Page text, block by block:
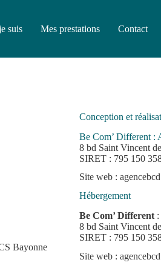
suis Mes prestations Contact
Bayonne
Conception et
Be Com’ Different :
8 bd Saint Vincent
SIRET : 795 150
Site web :
Hébergement
Be Com’ Different :
8 bd Saint Vincent
SIRET : 795 150
Site web :